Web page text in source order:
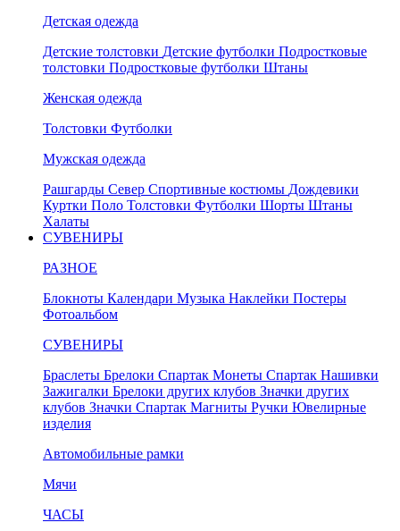
Детская одежда
Детские толстовки Детские футболки Подростковые
толстовки Подростковые футболки Штаны
Женская одежда
Толстовки Футболки
Мужская одежда
Рашгарды Север Спортивные костюмы Дождевики
Куртки Поло Толстовки Футболки Шорты Штаны
Халаты
СУВЕНИРЫ
РАЗНОЕ
Блокноты Календари Музыка Наклейки Постеры
Фотоальбом
СУВЕНИРЫ
Браслеты Брелоки Спартак Монеты Спартак Нашивки
Зажигалки Брелоки других клубов Значки других
клубов Значки Спартак Магниты Ручки Ювелирные
изделия
Автомобильные рамки
Мячи
ЧАСЫ